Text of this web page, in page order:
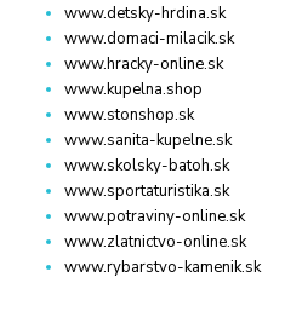
www.detsky-hrdina.sk
www.domaci-milacik.sk
www.hracky-online.sk
www.kupelna.shop
www.stonshop.sk
www.sanita-kupelne.sk
www.skolsky-batoh.sk
www.sportaturistika.sk
www.potraviny-online.sk
www.zlatnictvo-online.sk
www.rybarstvo-kamenik.sk